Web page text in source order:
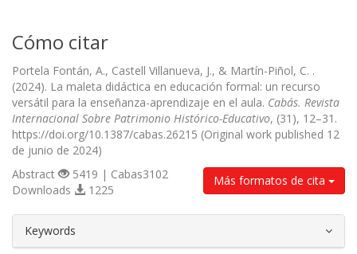
Cómo citar
Portela Fontán, A., Castell Villanueva, J., & Martín-Piñol, C. .
(2024). La maleta didáctica en educación formal: un recurso
versátil para la enseñanza-aprendizaje en el aula. Cabás. Revista
Internacional Sobre Patrimonio Histórico-Educativo, (31), 12–31.
https://doi.org/10.1387/cabas.26215 (Original work published 12
de junio de 2024)
Más formatos de cita
Abstract
5419 | Cabas3102
Downloads
1225
Keywords